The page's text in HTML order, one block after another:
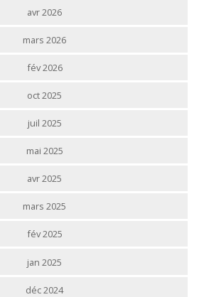
avr 2026
mars 2026
fév 2026
oct 2025
juil 2025
mai 2025
avr 2025
mars 2025
fév 2025
jan 2025
déc 2024